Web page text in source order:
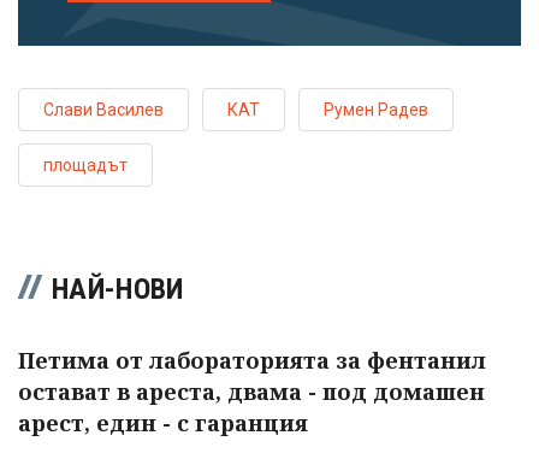
Слави Василев КАТ Румен Радев
площадът
НАЙ-НОВИ
Петима от лабораторията за фентанил
остават в ареста, двама - под домашен
арест, един - с гаранция